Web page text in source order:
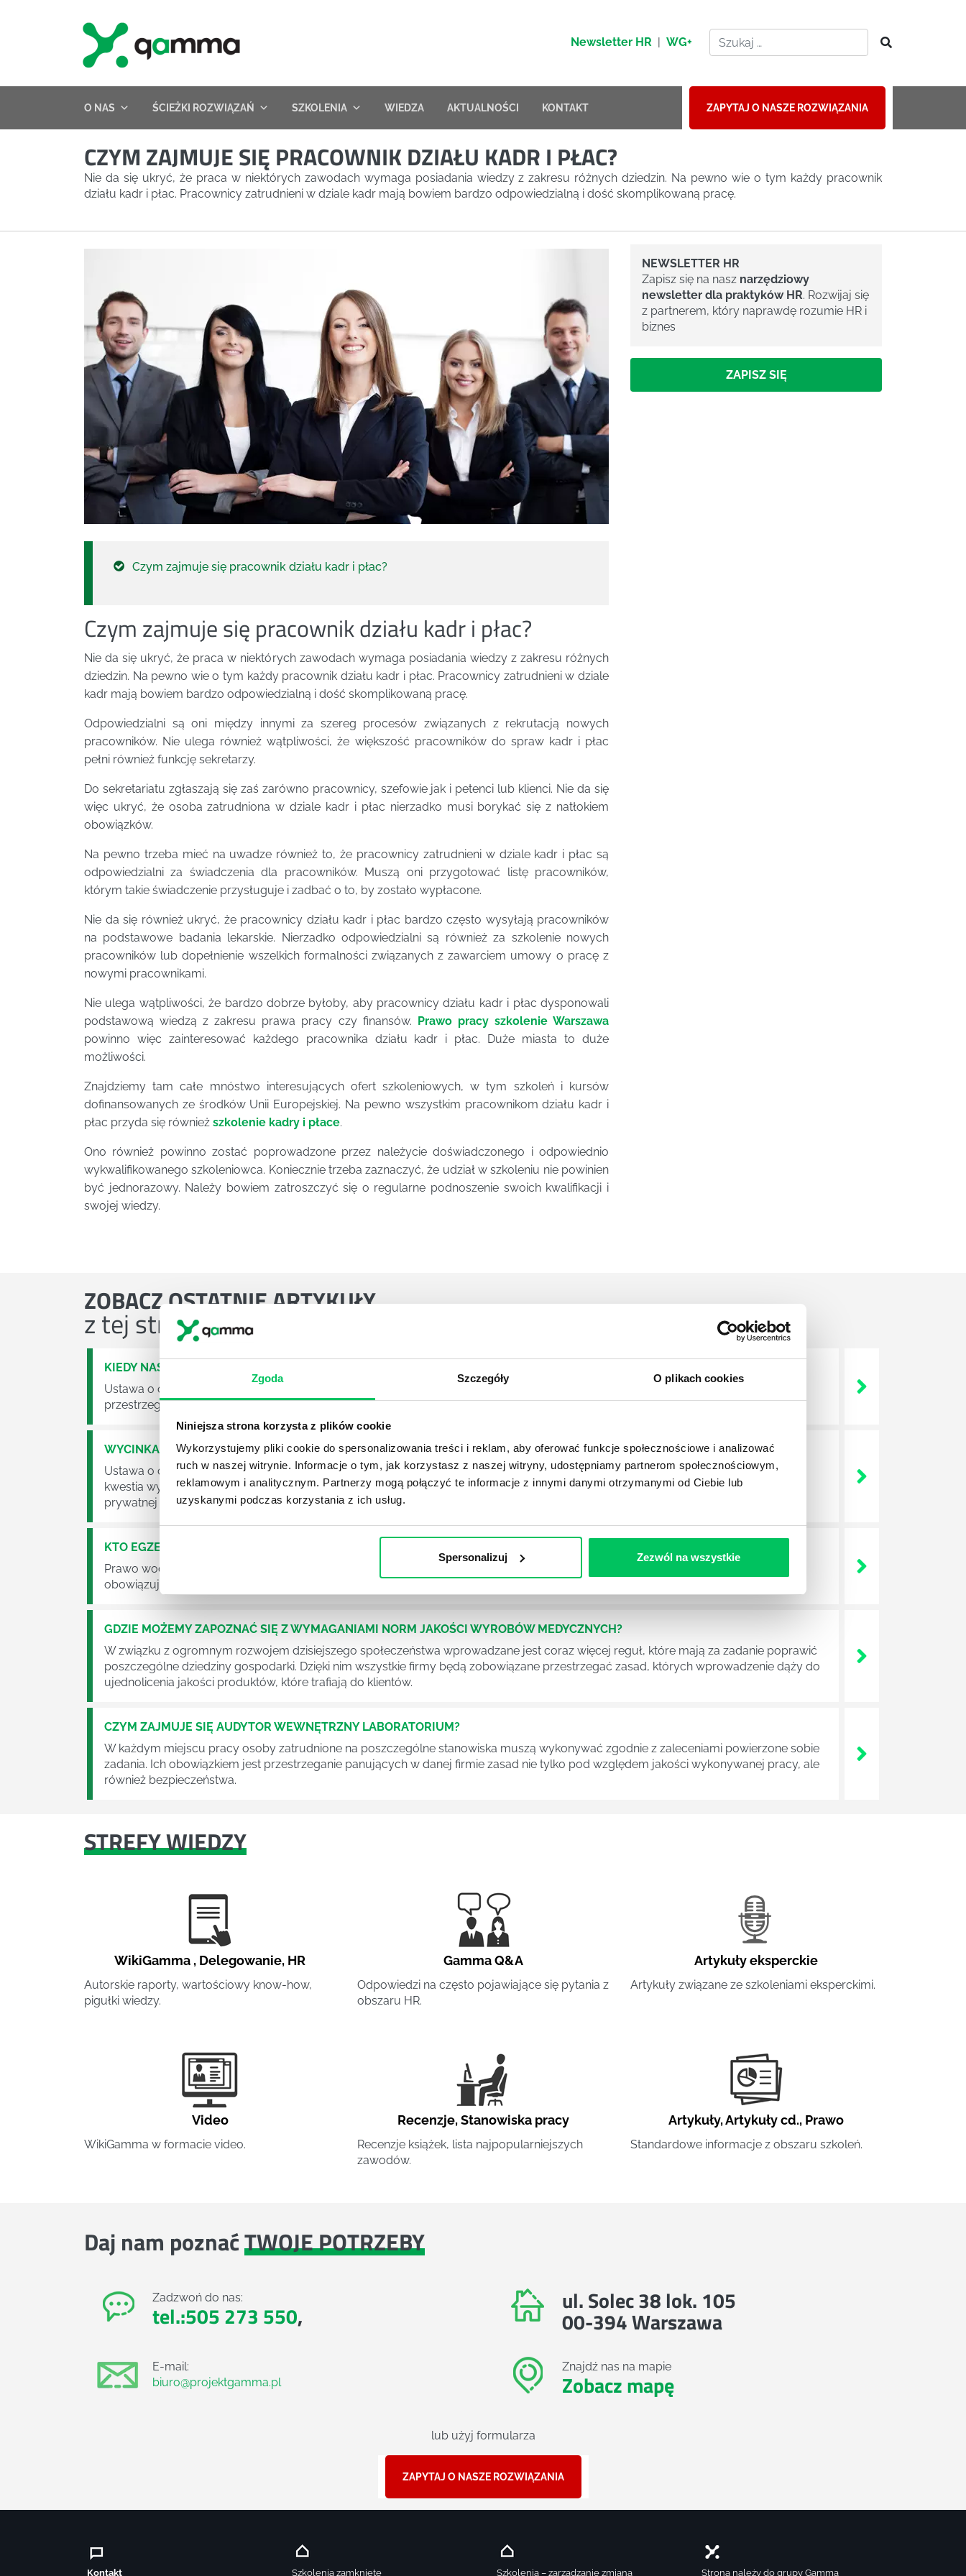
Zgoda Szczegóły O plikach cookies
Niniejsza strona korzysta z plików cookie
Wykorzystujemy pliki cookie do spersonalizowania treści i reklam, aby oferować funkcje społecznościowe i analizować
ruch w naszej witrynie. Informacje o tym, jak korzystasz z naszej witryny, udostępniamy partnerom społecznościowym,
reklamowym i analitycznym. Partnerzy mogą połączyć te informacje z innymi danymi otrzymanymi od Ciebie lub
uzyskanymi podczas korzystania z ich usług.
Spersonalizuj Zezwól na wszystkie
Newsletter HR | WG+
O NAS ŚCIEŻKI ROZWIĄZAŃ SZKOLENIA WIEDZA AKTUALNOŚCI KONTAKT ZAPYTAJ O NASZE ROZWIĄZANIA
CZYM ZAJMUJE SIĘ PRACOWNIK DZIAŁU KADR I PŁAC?
Nie da się ukryć, że praca w niektórych zawodach wymaga posiadania wiedzy z zakresu różnych dziedzin. Na pewno wie o tym każdy pracownik
działu kadr i płac. Pracownicy zatrudnieni w dziale kadr mają bowiem bardzo odpowiedzialną i dość skomplikowaną pracę.
Czym zajmuje się pracownik działu kadr i płac?
Czym zajmuje się pracownik działu kadr i płac?
Nie da się ukryć, że praca w niektórych zawodach wymaga posiadania wiedzy z zakresu różnych
dziedzin. Na pewno wie o tym każdy pracownik działu kadr i płac. Pracownicy zatrudnieni w dziale
kadr mają bowiem bardzo odpowiedzialną i dość skomplikowaną pracę.
Odpowiedzialni są oni między innymi za szereg procesów związanych z rekrutacją nowych
pracowników. Nie ulega również wątpliwości, że większość pracowników do spraw kadr i płac
pełni również funkcję sekretarzy.
Do sekretariatu zgłaszają się zaś zarówno pracownicy, szefowie jak i petenci lub klienci. Nie da się
więc ukryć, że osoba zatrudniona w dziale kadr i płac nierzadko musi borykać się z natłokiem
obowiązków.
Na pewno trzeba mieć na uwadze również to, że pracownicy zatrudnieni w dziale kadr i płac są
odpowiedzialni za świadczenia dla pracowników. Muszą oni przygotować listę pracowników,
którym takie świadczenie przysługuje i zadbać o to, by zostało wypłacone.
Nie da się również ukryć, że pracownicy działu kadr i płac bardzo często wysyłają pracowników
na podstawowe badania lekarskie. Nierzadko odpowiedzialni są również za szkolenie nowych
pracowników lub dopełnienie wszelkich formalności związanych z zawarciem umowy o pracę z
nowymi pracownikami.
Nie ulega wątpliwości, że bardzo dobrze byłoby, aby pracownicy działu kadr i płac dysponowali
podstawową wiedzą z zakresu prawa pracy czy finansów. Prawo pracy szkolenie Warszawa
powinno więc zainteresować każdego pracownika działu kadr i płac. Duże miasta to duże
możliwości.
Znajdziemy tam całe mnóstwo interesujących ofert szkoleniowych, w tym szkoleń i kursów
dofinansowanych ze środków Unii Europejskiej. Na pewno wszystkim pracownikom działu kadr i
płac przyda się również szkolenie kadry i płace.
Ono również powinno zostać poprowadzone przez należycie doświadczonego i odpowiednio
wykwalifikowanego szkoleniowca. Koniecznie trzeba zaznaczyć, że udział w szkoleniu nie powinien
być jednorazowy. Należy bowiem zatroszczyć się o regularne podnoszenie swoich kwalifikacji i
swojej wiedzy.
NEWSLETTER HR
Zapisz się na nasz narzędziowy
newsletter dla praktyków HR. Rozwijaj się
z partnerem, który naprawdę rozumie HR i
biznes
ZAPISZ SIĘ
ZOBACZOSTATNIE ARTYKUŁY
z tej strefy wiedzy
KIEDY NASTĄPI ZMIANA USTAWY O ODPADACH?
Ustawa o odpadach jest dość istotną ustawą dla każdej firmy. Kiedy dokładnie nowe przepisy wejdą w życie? Od kiedy ich
przestrzeganie będzie już normalnie egzekwowane? Z czym trzeba się tutaj na pewno liczyć?
WYCINKA DRZEW A USTAWA O OCHRONIE ŚRODOWISKA - CO WARTO WIEDZIEĆ?
Ustawa o ochronie środowiska obowiązuje każdego z nas – bez wyjątku. Warto podkreślić, że określona jest w niej także dokładnie
kwestia wycinki drzew. Czy taka wycinka drzew musi być gdziekolwiek zgłaszana? Jak to w zasadzie dokładniej wygląda? Czy z
prywatnej posesji można wyciąć cokolwiek?
KTO EGZEKWUJE PRAWO WODNE?
Prawo wodne to dość skomplikowane prawo w ustawodawstwie polskim. Na czym dokładniej ono polega? Kogo w zasadzie
obowiązuje? Jak wygląda egzekwowanie prawa wodnego? Na te pytania odpowiemy pokrótce poniżej.
GDZIE MOŻEMY ZAPOZNAĆ SIĘ Z WYMAGANIAMI NORM JAKOŚCI WYROBÓW MEDYCZNYCH?
W związku z ogromnym rozwojem dzisiejszego społeczeństwa wprowadzane jest coraz więcej reguł, które mają za zadanie poprawić
poszczególne dziedziny gospodarki. Dzięki nim wszystkie firmy będą zobowiązane przestrzegać zasad, których wprowadzenie dąży do
ujednolicenia jakości produktów, które trafiają do klientów.
CZYM ZAJMUJE SIĘ AUDYTOR WEWNĘTRZNY LABORATORIUM?
W każdym miejscu pracy osoby zatrudnione na poszczególne stanowiska muszą wykonywać zgodnie z zaleceniami powierzone sobie
zadania. Ich obowiązkiem jest przestrzeganie panujących w danej firmie zasad nie tylko pod względem jakości wykonywanej pracy, ale
również bezpieczeństwa.
STREFY WIEDZY
WikiGamma , Delegowanie, HR
Autorskie raporty, wartościowy know-how,
pigułki wiedzy.
Gamma Q&A
Odpowiedzi na często pojawiające się pytania z
obszaru HR.
Artykuły eksperckie
Artykuły związane ze szkoleniami eksperckimi.
Video
WikiGamma w formacie video.
Recenzje,Stanowiska pracy
Recenzje książek, lista najpopularniejszych
zawodów.
Artykuły,Artykuły cd., Prawo
Standardowe informacje z obszaru szkoleń.
Daj nam poznaćTWOJE POTRZEBY
Zadzwoń do nas:
tel.:505 273 550,
E-mail:
biuro@projektgamma.pl
ul. Solec 38 lok. 105
00-394 Warszawa
Znajdź nas na mapie
Zobacz mapę
lub użyj formularza
ZAPYTAJ O NASZE ROZWIĄZANIA
Kontakt Szkolenia zamknięte Szkolenia – zarządzanie zmianą Strona należy do grupy Gamma